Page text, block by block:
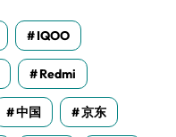
IQOO
Redmi
中国 京东